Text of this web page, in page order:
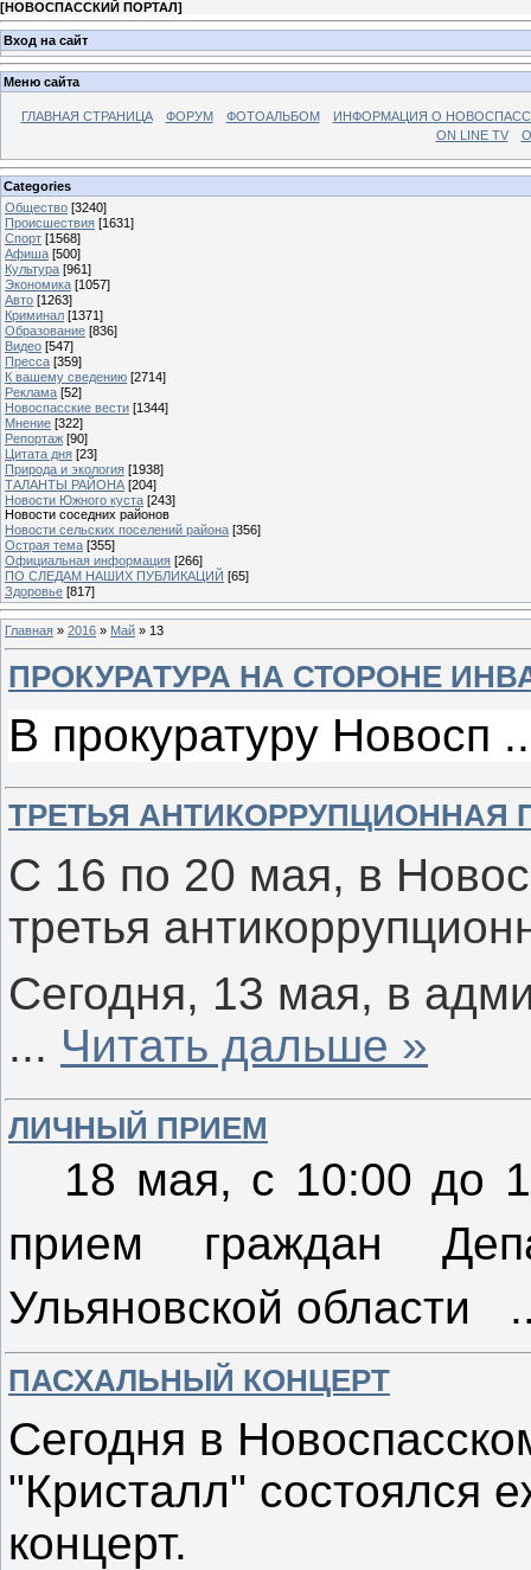
[НОВОСПАССКИЙ ПОРТАЛ]
Вход на сайт
Меню сайта
ГЛАВНАЯ СТРАНИЦА ФОРУМ ФОТОАЛЬБОМ
ИНФОРМАЦИЯ О
ON LINE TV
Categories
Общество [3240]
Происшествия [1631]
Спорт [1568]
Афиша [500]
Культура [961]
Экономика [1057]
Авто [1263]
Криминал [1371]
Образование [836]
Видео [547]
Пресса [359]
К вашему сведению [2714]
Реклама [52]
Новоспасские вести [1344]
Мнение [322]
Репортаж [90]
Цитата дня [23]
Природа и экология [1938]
ТАЛАНТЫ РАЙОНА [204]
Новости Южного куста [243]
Новости соседних районов
Новости сельских поселений района [356]
Острая тема [355]
Официальная информация [266]
ПО СЛЕДАМ НАШИХ ПУБЛИКАЦИЙ [65]
Здоровье [817]
Главная » 2016 » Май » 13
ПРОКУРАТУРА НА СТОРОНЕ
В прокуратуру Новосп
ТРЕТЬЯ АНТИКОРРУПЦИОННАЯ
С 16 по 20 мая, в
третья
Сегодня, 13 мая, в
... Читать дальше »
ЛИЧНЫЙ ПРИЕМ
18 мая, с 10:00 до
прием граждан
Ульяновской области
ПАСХАЛЬНЫЙ КОНЦЕРТ
Сегодня в
"Кристалл" состоялся
концерт.